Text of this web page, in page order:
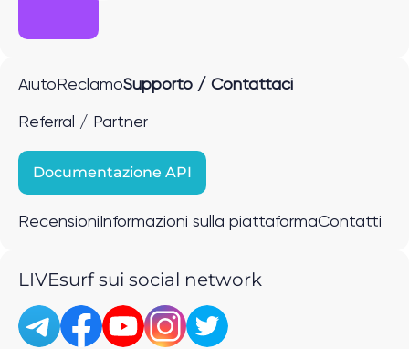
Aiuto ReclamoSupporto / Contattaci
Referral / Partner
Documentazione API
Recensioni Informazioni sulla piattaformaContatti
LIVEsurf sui social network